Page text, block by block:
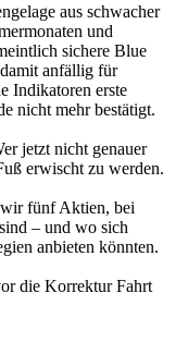
aus schwacher
und
sichere Blue
anfällig für
Indikatoren erste
nicht mehr bestätigt.
jetzt nicht genauer
erwischt zu werden.
wir fünf Aktien, bei
– und wo sich
anbieten könnten.
die Korrektur Fahrt